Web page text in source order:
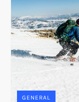
GENERAL